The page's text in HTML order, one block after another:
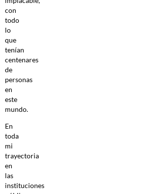
con
todo
lo
que
tenían
centenares
de
personas
en
este
mundo.
En
toda
mi
trayectoria
en
las
instituciones